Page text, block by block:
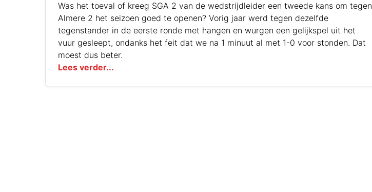
Was het toeval of kreeg SGA 2 van de wedstrijdleider een tweede kans om tegen
Almere 2 het seizoen goed te openen? Vorig jaar werd tegen dezelfde
tegenstander in de eerste ronde met hangen en wurgen een gelijkspel uit het
vuur gesleept, ondanks het feit dat we na 1 minuut al met 1-0 voor stonden. Dat
moest dus beter.
Lees verder...